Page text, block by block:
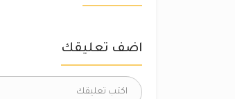
اضف تعليقك